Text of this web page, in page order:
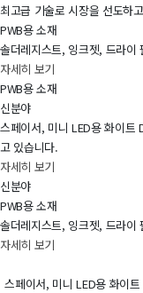
최고급 기술로 시장을 선도하
PWB용 소재
솔더레지스트, 잉크젯, 드라이
자세히 보기
PWB용 소재
신분야
스페이서, 미니 LED용 화이트
고 있습니다.
자세히 보기
신분야
PWB용 소재
솔더레지스트, 잉크젯, 드라이
자세히 보기
스페이서, 미니 LED용 화이